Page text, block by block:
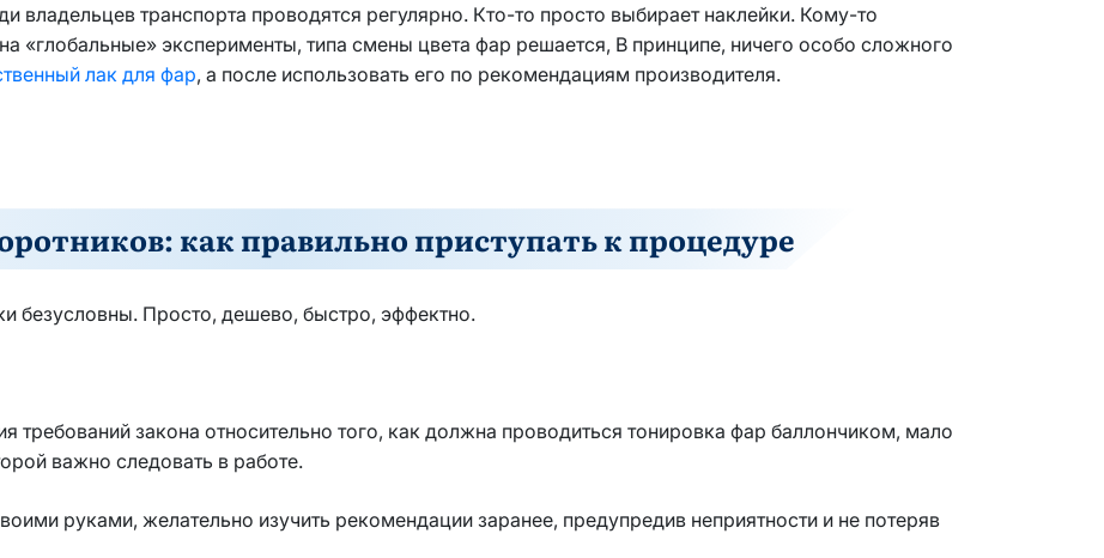
владельцев транспорта проводятся регулярно. Кто-то просто выбирает наклейки. Кому-то
«глобальные» эксперименты, типа смены цвета фар решается, В принципе, ничего особо сложного
лак для фар, а после использовать его по рекомендациям производителя.
как правильно приступать к процедуре
безусловны. Просто, дешево, быстро, эффектно.
требований закона относительно того, как должна проводиться тонировка фар баллончиком, мало
важно следовать в работе.
руками, желательно изучить рекомендации заранее, предупредив неприятности и не потеряв